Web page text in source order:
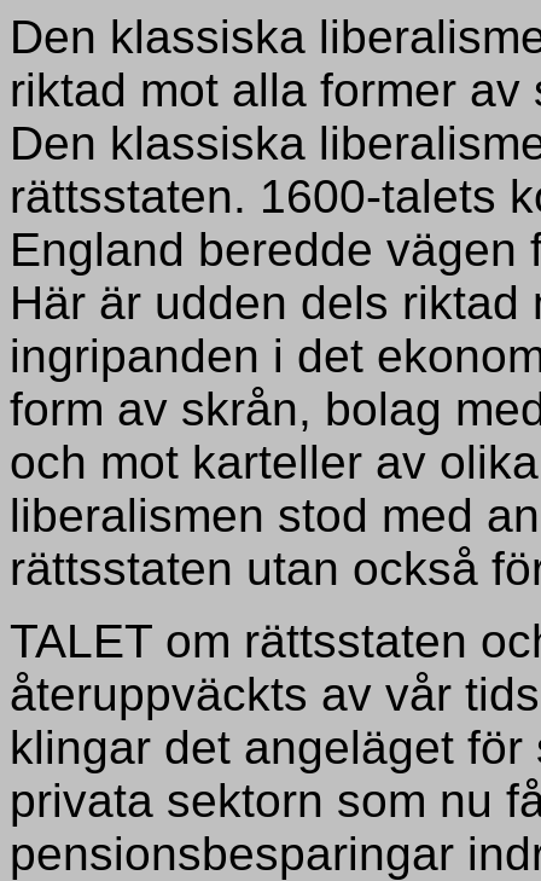
Den klassiska
riktad mot alla former
Den klassiska
rättsstaten. 1600-talets
England beredde vägen
Här är udden dels riktad
ingripanden i det
form av skrån, bolag
och mot karteller av
liberalismen stod med
rättsstaten utan också
TALET om rättsstaten
återuppväckts av vår
klingar det angeläget
privata sektorn som nu
pensionsbesparingar